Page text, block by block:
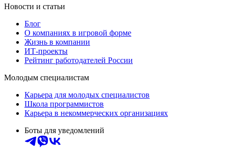
Новости и статьи
Блог
О компаниях в игровой форме
Жизнь в компании
ИТ-проекты
Рейтинг работодателей России
Молодым специалистам
Карьера для молодых специалистов
Школа программистов
Карьера в некоммерческих организациях
Боты для уведомлений